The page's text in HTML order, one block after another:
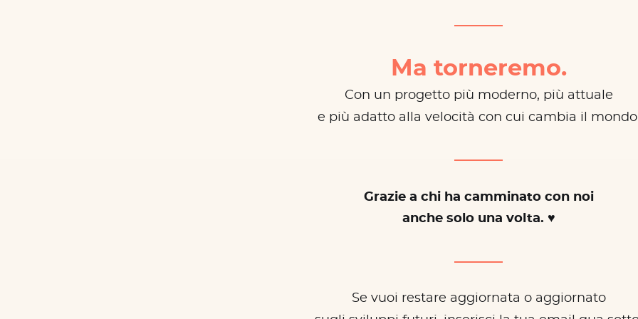
Ma torneremo.
Con un progetto più moderno, più attuale
e più adatto alla velocità con cui cambia il
Grazie a chi ha camminato con noi
anche solo una volta. ♥
Se vuoi restare aggiornata o aggiornato